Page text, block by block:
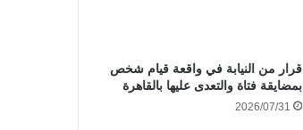
قرار من النيابة في واقعة قيام شخص
بمضايقة فتاة والتعدى عليها بالقاهرة
2026/07/31